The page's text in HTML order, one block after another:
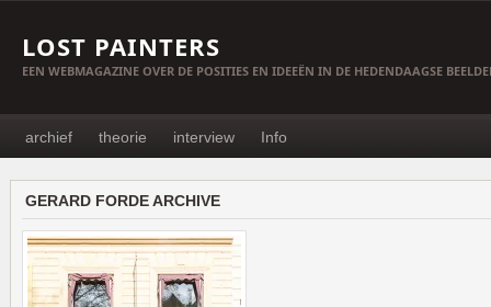
LOST PAINTERS
EEN WEBMAGAZINE OVER DE POSITIES EN IDEEËN IN DE HEDENDAAGSE
archief theorie interview Info
GERARD FORDE ARCHIVE